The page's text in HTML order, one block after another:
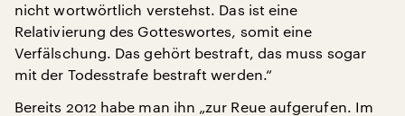
nicht wortwörtlich verstehst. Das ist eine
Relativierung des Gotteswortes, somit eine
Verfälschung. Das gehört bestraft, das muss sogar
mit der Todesstrafe bestraft werden.“
Bereits 2012 habe man ihn „zur Reue aufgerufen. Im